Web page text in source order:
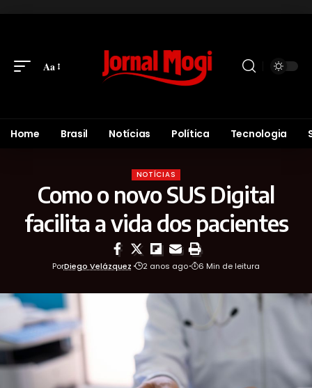
Aa
Home Brasil Notícias Política Tecnologia
NOTÍCIAS
Como o novo SUS Digital
facilita a vida dos pacientes
PorDiego Velázquez 2 anos ago 6 Min de leitura